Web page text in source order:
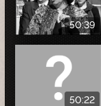
50:39
50:22